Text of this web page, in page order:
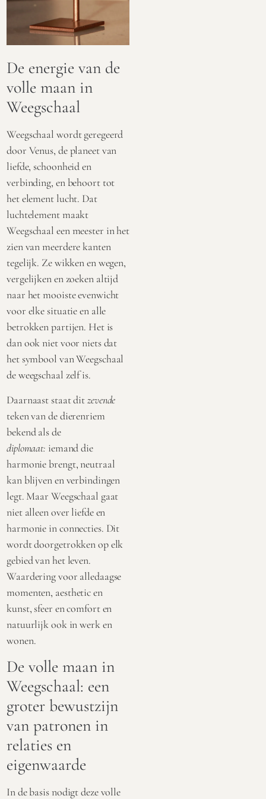
De energie van de
volle maan in
Weegschaal
Weegschaal wordt geregeerd
door Venus, de planeet van
liefde, schoonheid en
verbinding, en behoort tot
het element lucht. Dat
luchtelement maakt
Weegschaal een meester in het
zien van meerdere kanten
tegelijk. Ze wikken en wegen,
vergelijken en zoeken altijd
naar het mooiste evenwicht
voor elke situatie en alle
betrokken partijen. Het is
dan ook niet voor niets dat
het symbool van Weegschaal
de weegschaal zelf is.
Daarnaast staat ditzevende
teken van de dierenriem
bekend als de
diplomaat: iemand die
harmonie brengt, neutraal
kan blijven en verbindingen
legt. Maar Weegschaal gaat
niet alleen over liefde en
harmonie in connecties. Dit
wordt doorgetrokken op elk
gebied van het leven.
Waardering voor alledaagse
momenten, aesthetic en
kunst, sfeer en comfort en
natuurlijk ook in werk en
wonen.
De volle maan in
Weegschaal: een
groter bewustzijn
van patronen in
relaties en
eigenwaarde
In de basis nodigt deze volle